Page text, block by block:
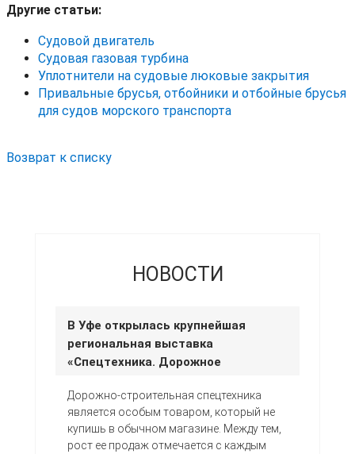
Другие статьи:
Судовой двигатель
Судовая газовая турбина
Уплотнители на судовые люковые закрытия
Привальные брусья, отбойники и отбойные брусья
для судов морского транспорта
Возврат к списку
НОВОСТИ
В Уфе открылась крупнейшая
региональная выставка
«Спецтехника. Дорожное
Дорожно-строительная спецтехника
является особым товаром, который не
купишь в обычном магазине. Между тем,
рост ее продаж отмечается с каждым